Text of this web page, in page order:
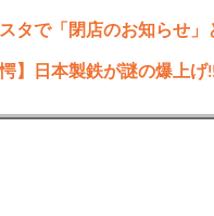
タで「閉店のお知らせ
愕】日本製鉄が謎の爆上